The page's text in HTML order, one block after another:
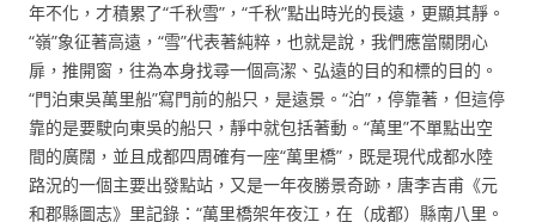
年不化，才積累了“千秋雪”，“千秋”點出時光的長遠，更顯其靜。
“嶺”象征著高遠，“雪”代表著純粹，也就是說，我們應當關閉心
扉，推開窗，往為本身找尋一個高潔、弘遠的目的和標的目的。
“門泊東吳萬里船”寫門前的船只，是遠景。“泊”，停靠著，但這停
靠的是要駛向東吳的船只，靜中就包括著動。“萬里”不單點出空
間的廣闊，並且成都四周確有一座“萬里橋”，既是現代成都水陸
路況的一個主要出發點站，又是一年夜勝景奇跡，唐李吉甫《元
和郡縣圖志》里記錄：“萬里橋架年夜江，在（成都）縣南八里。